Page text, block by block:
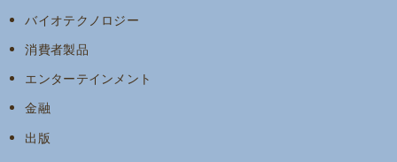
バイオテクノロジー
消費者製品
エンターテインメント
金融
出版